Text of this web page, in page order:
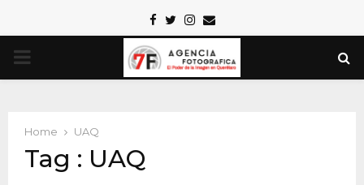
Facebook
TwitterInstagram
Email
PRIMARY
Home UAQ
Tag : UAQ